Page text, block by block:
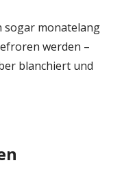
sogar monatelang
werden –
blanchiert und